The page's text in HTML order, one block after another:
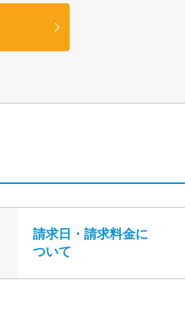
請求日・請求料金に
ついて